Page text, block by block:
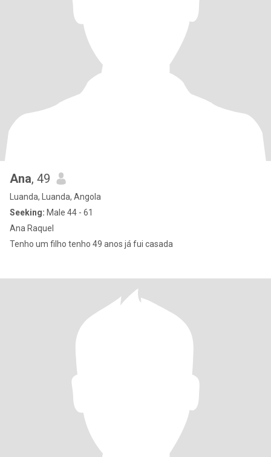
Ana, 49
Luanda, Luanda, Angola
Seeking: Male 44 - 61
Ana Raquel
Tenho um filho tenho 49 anos já fui casada